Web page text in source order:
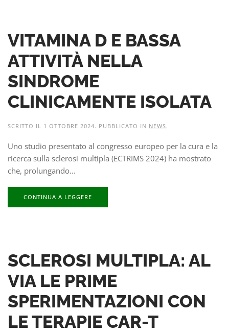
VITAMINA D E BASSA
ATTIVITÀ NELLA
SINDROME
CLINICAMENTE ISOLATA
SCRITTO IL 1 OTTOBRE 2024. PUBBLICATO IN NEWS.
Uno studio presentato al congresso europeo per la cura e la
ricerca sulla sclerosi multipla (ECTRIMS 2024) ha mostrato
che, prolungando...
CONTINUA A LEGGERE
SCLEROSI MULTIPLA: AL
VIA LE PRIME
SPERIMENTAZIONI CON
LE TERAPIE CAR-T